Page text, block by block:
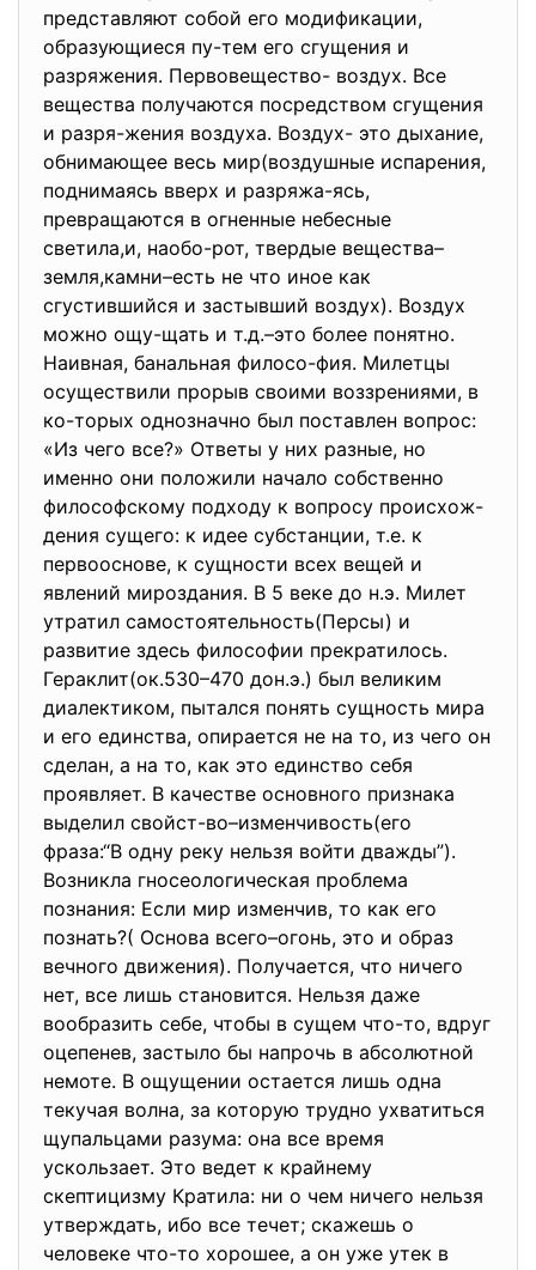
представляют собой его модификации,
образующиеся пу-тем его сгущения и
разряжения. Первовещество- воздух. Все
вещества получаются посредством сгущения
и разря-жения воздуха. Воздух- это дыхание,
обнимающее весь мир(воздушные испарения,
поднимаясь вверх и разряжа-ясь,
превращаются в огненные небесные
светила,и, наобо-рот, твердые вещества–
земля,камни–есть не что иное как
сгустившийся и застывший воздух). Воздух
можно ощу-щать и т.д.–это более понятно.
Наивная, банальная филосо-фия. Милетцы
осуществили прорыв своими воззрениями, в
ко-торых однозначно был поставлен вопрос:
«Из чего все?» Ответы у них разные, но
именно они положили начало собственно
философскому подходу к вопросу происхож-
дения сущего: к идее субстанции, т.е. к
первооснове, к сущности всех вещей и
явлений мироздания. В 5 веке до н.э. Милет
утратил самостоятельность(Персы) и
развитие здесь философии прекратилось.
Гераклит(ок.530–470 дон.э.) был великим
диалектиком, пытался понять сущность мира
и его единства, опирается не на то, из чего он
сделан, а на то, как это единство себя
проявляет. В качестве основного признака
выделил свойст-во–изменчивость(его
фраза:“В одну реку нельзя войти дважды”).
Возникла гносеологическая проблема
познания: Если мир изменчив, то как его
познать?( Основа всего–огонь, это и образ
вечного движения). Получается, что ничего
нет, все лишь становится. Нельзя даже
вообразить себе, чтобы в сущем что-то, вдруг
оцепенев, застыло бы напрочь в абсолютной
немоте. В ощущении остается лишь одна
текучая волна, за которую трудно ухватиться
щупальцами разума: она все время
ускользает. Это ведет к крайнему
скептицизму Кратила: ни о чем ничего нельзя
утверждать, ибо все течет; скажешь о
человеке что-то хорошее, а он уже утек в